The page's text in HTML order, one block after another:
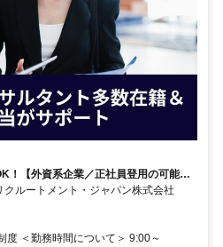
！【外資系企業／正社員登用の可能性
務OK】経理財務
ルートメント・ジャパン株式会社
度 ＜勤務時間について＞ 9:00～